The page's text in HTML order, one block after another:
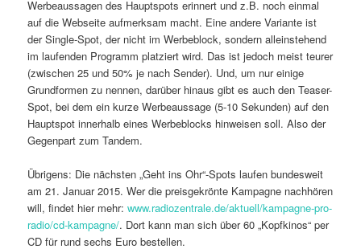
Werbeaussagen des Hauptspots erinnert und z.B. noch einmal
auf die Webseite aufmerksam macht. Eine andere Variante ist
der Single-Spot, der nicht im Werbeblock, sondern alleinstehend
im laufenden Programm platziert wird. Das ist jedoch meist teurer
(zwischen 25 und 50% je nach Sender). Und, um nur einige
Grundformen zu nennen, darüber hinaus gibt es auch den Teaser-
Spot, bei dem ein kurze Werbeaussage (5-10 Sekunden) auf den
Hauptspot innerhalb eines Werbeblocks hinweisen soll. Also der
Gegenpart zum Tandem.
Übrigens: Die nächsten „Geht ins Ohr“-Spots laufen bundesweit
am 21. Januar 2015. Wer die preisgekrönte Kampagne nachhören
will, findet hier mehr:www.radiozentrale.de/aktuell/kampagne-pro-
radio/cd-kampagne/. Dort kann man sich über 60 „Kopfkinos“ per
CD für rund sechs Euro bestellen.